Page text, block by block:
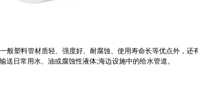
般塑料管材质轻、强度好、耐腐蚀、使用寿命长等优点外，
输送日常用水、油或腐蚀性液体;海边设施中的给水管道。